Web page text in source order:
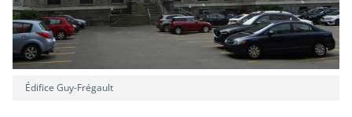
Édifice Guy-Frégault